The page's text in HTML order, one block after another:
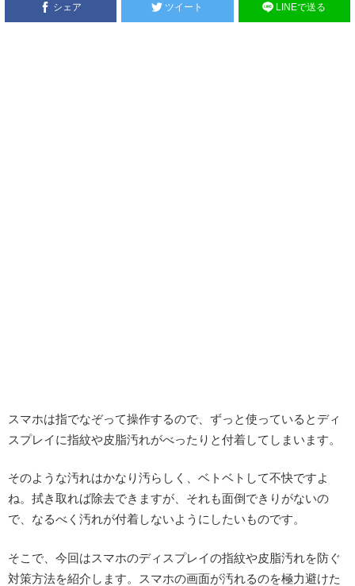
シェア ツイート LINEで送る
スマホは指でなぞって操作するので、ずっと使っているとディ
スプレイに指紋や皮脂汚れがべったりと付着してしまいます。
そのような汚れはかなり汚らしく、ベトベトして不快ですよ
ね。拭き取れば除去できますが、それも面倒できりがないの
で、なるべく汚れが付着しないようにしたいものです。
そこで、今回はスマホのディスプレイの指紋や皮脂汚れを防ぐ
対策方法を紹介します。スマホの画面が汚れるのを極力避けた